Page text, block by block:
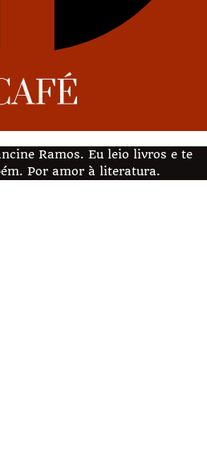
Ramos. Eu leio livros e te
Por amor à literatura.